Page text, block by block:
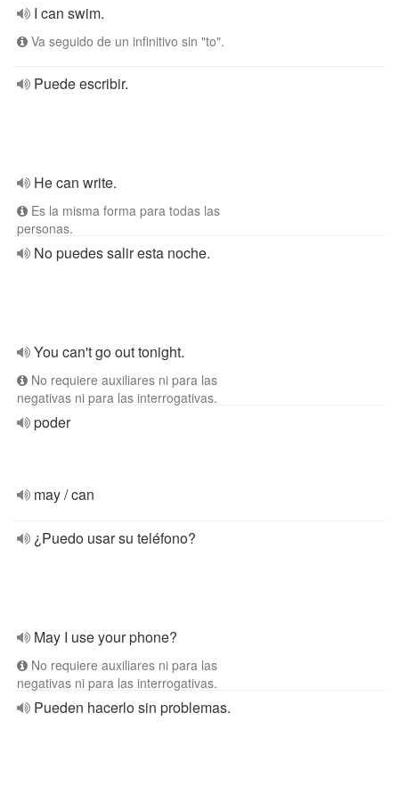
I can swim.
Va seguido de un infinitivo sin "to".
Puede escribir.
He can write.
Es la misma forma para todas las
personas.
No puedes salir esta noche.
You can't go out tonight.
No requiere auxiliares ni para las
negativas ni para las interrogativas.
poder
may / can
¿Puedo usar su teléfono?
May I use your phone?
No requiere auxiliares ni para las
negativas ni para las interrogativas.
Pueden hacerlo sin problemas.